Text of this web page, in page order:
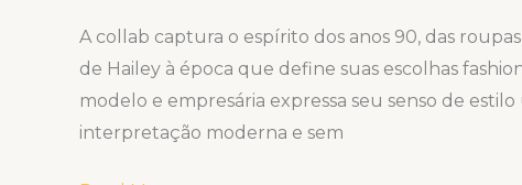
A collab captura o espírito dos anos 90, das
de Hailey à época que define suas escolhas
modelo e empresária expressa seu senso de
interpretação moderna e sem